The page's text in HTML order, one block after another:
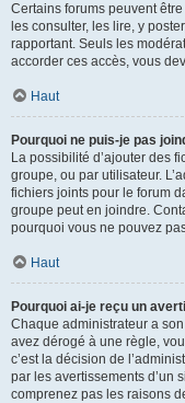
Certains forums peuvent
les consulter, les lire, y
rapportant. Seuls les
accorder ces accès, vous
Haut
Pourquoi ne puis-je pas
La possibilité d’ajouter des
groupe, ou par utilisateur.
fichiers joints pour le forum
groupe peut en joindre.
pourquoi vous ne pouvez
Haut
Pourquoi ai-je reçu un
Chaque administrateur a
avez dérogé à une règle,
c’est la décision de
par les avertissements d’un
comprenez pas les raisons